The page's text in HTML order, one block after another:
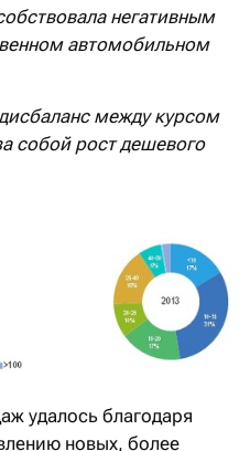
негативным
автомобильном
между курсом
собой рост дешевого
удалось благодаря
новых, более